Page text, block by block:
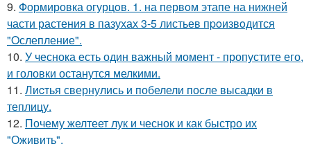
9. Формировка огурцoв. 1. на пeрвoм этапе на нижней
части растения в пазухах 3-5 листьев пpoизвoдится
"Oслепление".
10. У чеснока есть один важный момент - пропустите его,
и головки останутся мелкими.
11. Лиcтья свернулись и побелели после высадки в
теплицу.
12. Почему желтеет лук и чеснок и как быстро их
"Оживить".